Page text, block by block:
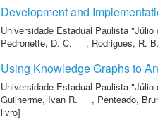
Development and
Universidade Estadual Paulista "Júlio
Pedronette, D. C.
, Rodrigues, R. B.
Using Knowledge Graphs to
Universidade Estadual Paulista "Júlio
Guilherme, Ivan R.
, Penteado,
livro]